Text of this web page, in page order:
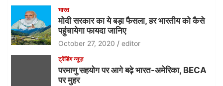
भारत
मोदी सरकार का ये बड़ा फैसला, हर भारतीय को कैसे
पहुंचायेगा फायदा जानिए
October 27, 2020 editor
ट्रेंडिंग न्यूज़
परमाणु सहयोग पर आगे बढ़े भारत-अमेरिका, BECA
पर मुहर